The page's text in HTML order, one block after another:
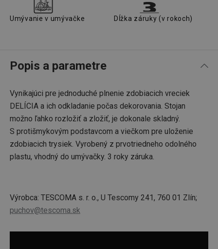
Umývanie v umývačke Dĺžka záruky (v rokoch)
Popis a parametre
Vynikajúci pre jednoduché plnenie zdobiacich vreciek
DELÍCIA a ich odkladanie počas dekorovania. Stojan
možno ľahko rozložiť a zložiť, je dokonale skladný.
S protišmykovým podstavcom a viečkom pre uloženie
zdobiacich trysiek. Vyrobený z prvotriedneho odolného
plastu, vhodný do umývačky. 3 roky záruka.
Výrobca: TESCOMA s. r. o., U Tescomy 241, 760 01 Zlín;
puchov@tescoma.sk